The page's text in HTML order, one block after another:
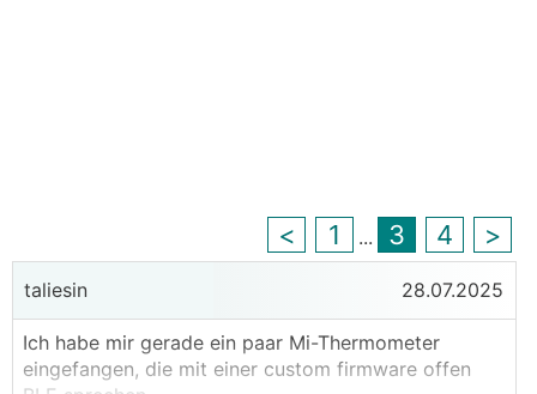
< 1 ... 3 4 >
taliesin 28.07.2025
Ich habe mir gerade ein paar Mi-Thermometer
eingefangen, die mit einer custom firmware offen